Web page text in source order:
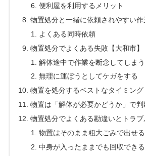
便利屋を利用するメリット
物置処分と一緒に依頼されやすい作
よくある同時依頼
物置処分でよくある失敗【大和市】
解体途中で作業を断念してしまう
無理に運ぼうとしてケガをする
物置を処分するベストなタイミング
物置は「解体が必要かどうか」で判
物置処分でよくある勘違いとトラブ
物置はそのまま粗大ごみで出せ
中身が入ったままでも回収でき